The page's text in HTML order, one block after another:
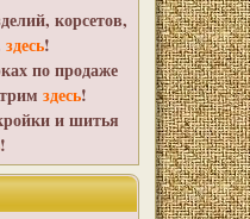
корсетов,
здесь!
по продаже
здесь!
и шитья
!